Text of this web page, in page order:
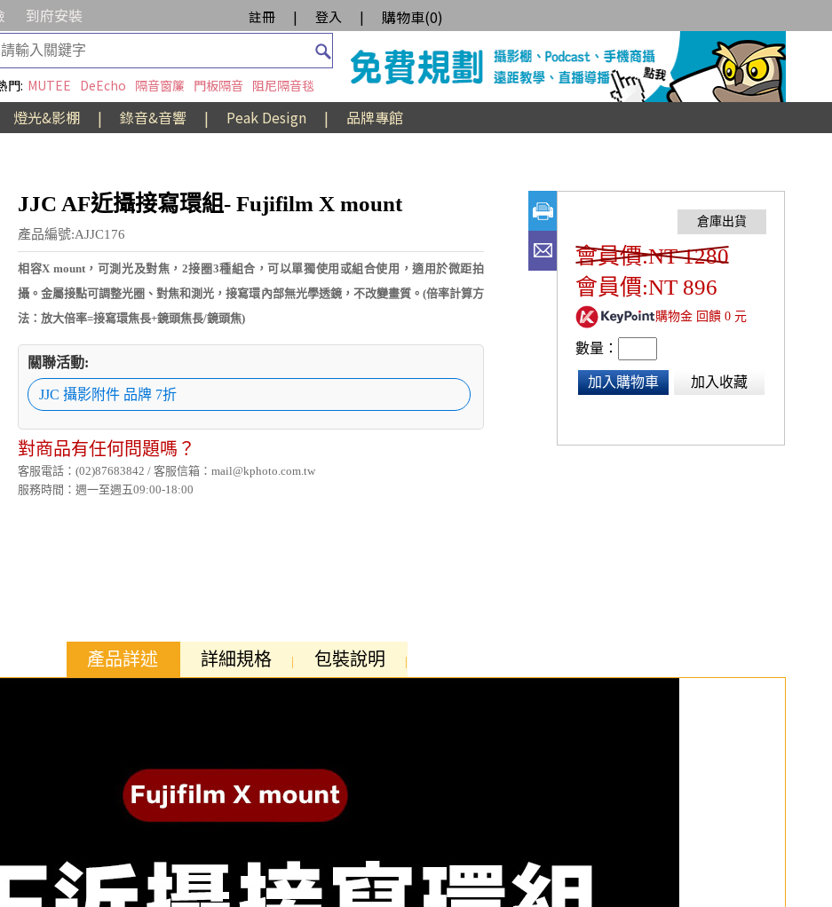
到府安裝 註冊 | 登入 | 購物車(0)
門: MUTEE DeEcho 隔音窗簾 門板隔音 阻尼隔音毯
燈光&影棚 | 錄音&音響 | Peak Design | 品牌專館
JJC AF近攝接寫環組- Fujifilm X mount
產品編號:AJJC176
相容X mount，可測光及對焦，2接圈3種組合，可以單獨使用或組合使用，適用於微距拍
攝。金屬接點可調整光圈、對焦和測光，接寫環內部無光學透鏡，不改變畫質。(倍率計算方
法：放大倍率=接寫環焦長+鏡頭焦長/鏡頭焦)
關聯活動:
JJC 攝影附件 品牌 7折
對商品有任何問題嗎？
客服電話：(02)87683842 / 客服信箱：mail@kphoto.com.tw
服務時間：週一至週五09:00-18:00
會員價:NT 1280
會員價:NT 896
購物金 回饋 0 元
數量：
加入購物車 加入收藏
產品詳述 詳細規格 包裝說明